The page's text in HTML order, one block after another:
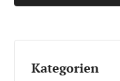
Kategorien